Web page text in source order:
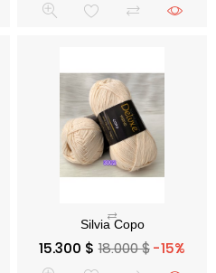
Precio base18.000 $ -15%
Precio
15.300 $